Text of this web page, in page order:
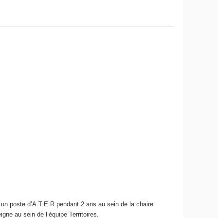
poste d’A.T.E.R pendant 2 ans au sein de la chaire
au sein de l’équipe Territoires.